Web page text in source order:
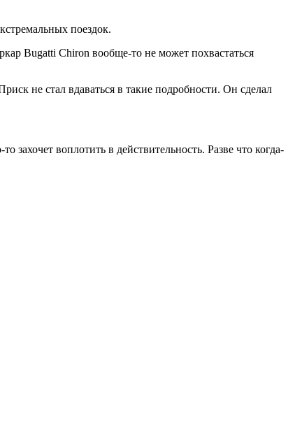
поездок.
Bugatti Chiron вообще-то не может похвастаться
не стал вдаваться в такие подробности. Он сделал
воплотить в действительность. Разве что когда-